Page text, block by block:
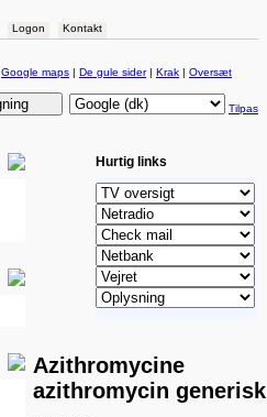
Logon Kontakt
Google maps | De gule sider| Krak | Oversæt
Tilpas
Hurtig links
Azithromycine
azithromycin generisk